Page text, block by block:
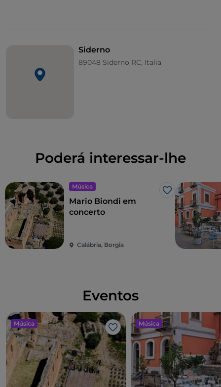
, uma obra repleta de colaborações
Brave e Antonio Di Martino. Em palco, Noemi
apresentará toda a potência da sua voz
música ao vivo.
Siderno
89048 Siderno RC, Italia
Poderá interessar-lhe
Música
Gosto
Mario Biondi em
concerto
Calábria, Borgia
Eventos
Música
Gosto
Música